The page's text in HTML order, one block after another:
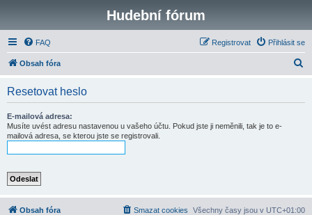
Hudební fórum
FAQ Přihlásit se
Registrovat
Obsah fóra
Resetovat heslo
E-mailová adresa:
Musíte uvést adresu nastavenou u vašeho účtu. Pokud jste ji neměnili, tak je to e-
mailová adresa, se kterou jste se registrovali.
Obsah fóra Všechny časy jsou v UTC+01:00
Smazat cookies